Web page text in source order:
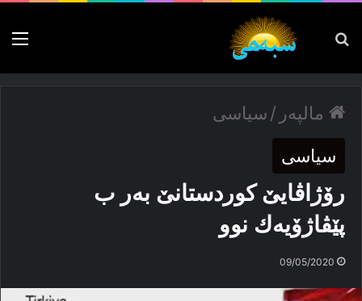
پەیدا بکە
مالپەر /سیاسی
سیاسی
رۆژاڤایێ كوردستانێ بەر ب
پێڤاژۆیەك نوو
09/05/2020